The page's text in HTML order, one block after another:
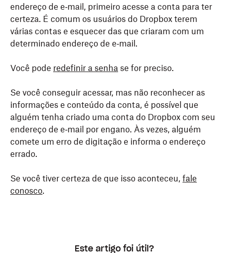
endereço de e‑mail, primeiro acesse a conta para ter
certeza. É comum os usuários do Dropbox terem
várias contas e esquecer das que criaram com um
determinado endereço de e‑mail.
Você pode redefinir a senha se for preciso.
Se você conseguir acessar, mas não reconhecer as
informações e conteúdo da conta, é possível que
alguém tenha criado uma conta do Dropbox com seu
endereço de e‑mail por engano. Às vezes, alguém
comete um erro de digitação e informa o endereço
errado.
Se você tiver certeza de que isso aconteceu, fale
conosco.
Este artigo foi útil?